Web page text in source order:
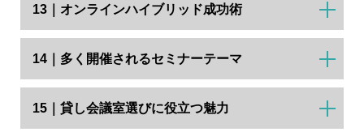
13｜オンラインハイブリッド成功術
14｜多く開催されるセミナーテーマ
15｜貸し会議室選びに役立つ魅力